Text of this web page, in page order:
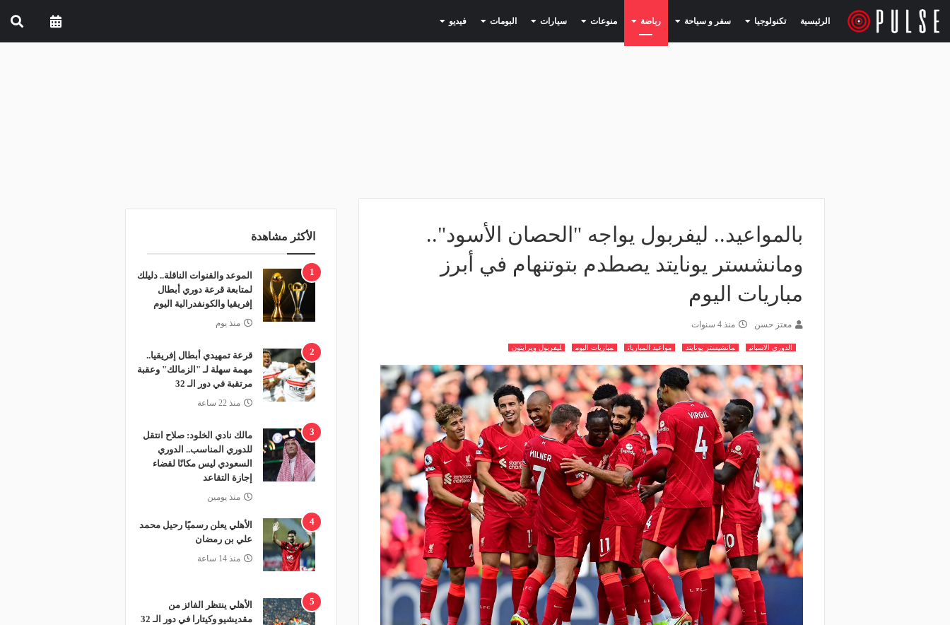
الرئيسية تكنولوجيا (current) سفر و سياحة (current) رياضة (current) منوعات (current) سيارات (current) البومات (current) فيديو (current)
بالمواعيد.. ليفربول يواجه "الحصان الأسود"..
ومانشستر يونايتد يصطدم بتوتنهام في أبرز
مباريات اليوم
معتز حسن منذ 4 سنوات
الدوري الاسباني مانشيستر يونايتد مواعيد المباريات مباريات اليوم ليفربول ويرايتون
الأكثر مشاهدة
1
الموعد والقنوات الناقلة.. دليلك
لمتابعة قرعة دوري أبطال
إفريقيا والكونفدرالية اليوم
منذ يوم
2
قرعة تمهيدي أبطال إفريقيا..
مهمة سهلة لـ "الزمالك" وعقبة
مرتقبة في دور الـ 32
منذ 22 ساعة
3
مالك نادي الخلود: صلاح انتقل
للدوري المناسب.. الدوري
السعودي ليس مكانًا لقضاء
إجازة التقاعد
منذ يومين
4
الأهلي يعلن رسميًا رحيل محمد
علي بن رمضان
منذ 14 ساعة
5
الأهلي ينتظر الفائز من
مقديشيو وكيتارا في دور الـ 32